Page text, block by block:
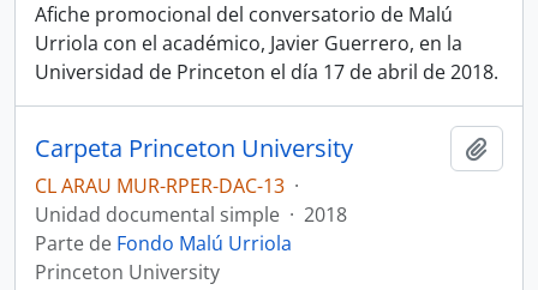
Afiche promocional del conversatorio de Malú
Urriola con el académico, Javier Guerrero, en la
Universidad de Princeton el día 17 de abril de 2018.
Carpeta Princeton University
CL ARAU MUR-RPER-DAC-13 ·
Unidad documental simple · 2018
Parte de Fondo Malú Urriola
Princeton University